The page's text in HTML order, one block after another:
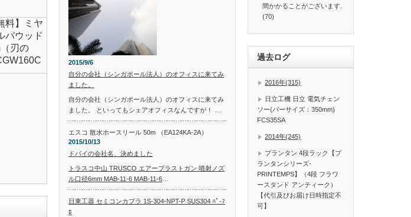
料】ミヤ
バウッド
刃の
2015/9/6
自分の会社（シンガポール法人）のオフィスに来てみ
ました。
自分の会社（シンガポール法人）のオフィスに来てみ
ました。 といってもシェアオフィスなんですが！ …
エスコ 散水ホースリール 50m （EA124KA-2A）
2015/10/13
ドバイの会社名、決めました
トラスコ中山 TRUSCO エアーブラストガン 噴射ノズ
ル口径6mm MAB-11-6 MAB-11-6
日東工器 セミコンカプラ 1S-304-NPT-P SUS304 ﾊﾟ-ﾌ
ﾛ
間かかることがございます.
(70)
過去ログ
2016年(315)
日立工機 日立 電気チェン
ソー(バーサイズ：350mm)
FCS35SA
2014年(245)
プランタン 4段ラック【プ
ランタンシリーズ-
PRINTEMPS】（4段 フラワ
ースタンド アンティーク）
【代引及びお届け日時指定不
可】